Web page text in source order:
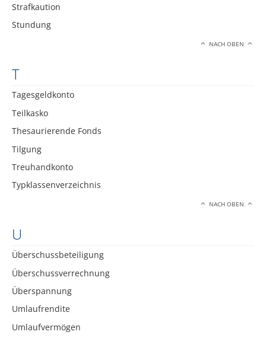
Strafkaution
Stundung
NACH OBEN
T
Tagesgeldkonto
Teilkasko
Thesaurierende Fonds
Tilgung
Treuhandkonto
Typklassenverzeichnis
NACH OBEN
U
Überschussbeteiligung
Überschussverrechnung
Überspannung
Umlaufrendite
Umlaufvermögen